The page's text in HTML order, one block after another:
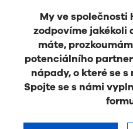
My ve společnosti
zodpovíme jakékoli
máte,
potenciálního
nápady, o které se
Spojte se s námi